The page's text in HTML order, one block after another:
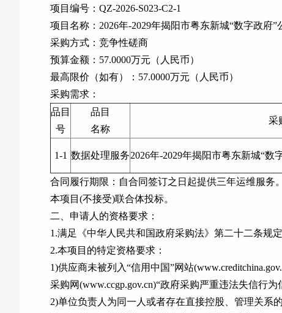
项目编号：QZ-2026-S023-C2-1
项目名称：2026年-2029年揭阳市粤东新城“数字政府
采购方式：竞争性磋商
预算金额：57.0000万元（人民币）
最高限价（如有）：57.0000万元（人民币）
采购需求：
品目
号
品目
名称
采
1-1 数据处理服务2026年-2029年揭阳市粤东新城“数
合同履行期限：自合同签订之日起提供三年运维服务。
本项目(不接受)联合体投标。
二、申请人的资格要求：
1.满足《中华人民共和国政府采购法》第二十二条规定
2.本项目的特定资格要求：
1)供应商未被列入“信用中国”网站
采购网(www.ccgp.gov.cn)“政府采购严重违法失信行
2)单位负责人为同一人或者存在直接控股、管理关系